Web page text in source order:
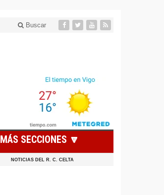
Buscar
MÁS SECCIONES 🔽
NOTICIAS DEL R. C. CELTA